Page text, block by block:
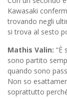
Kawasaki
trovando negli
si trova al sesto
Mathis Valin: “È
sono partito
quando sono
Non so
soprattutto